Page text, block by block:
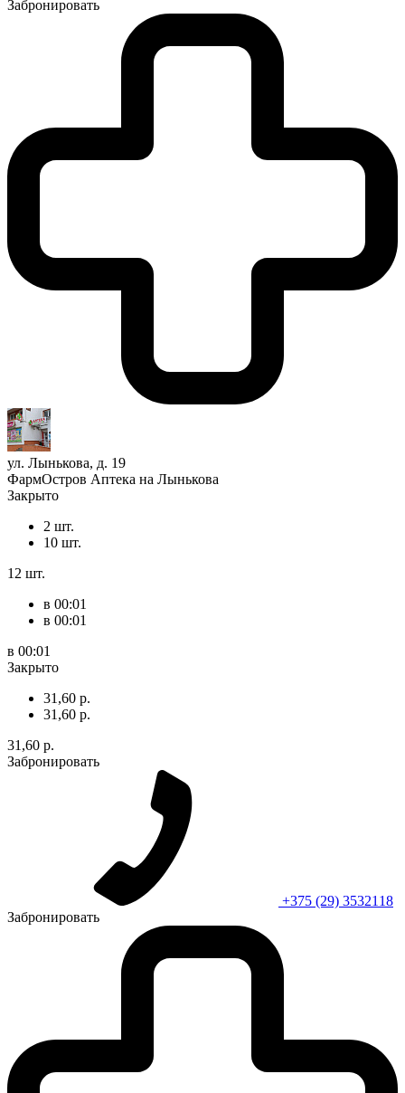
Забронировать
ул. Лынькова, д. 19
ФармОстров Аптека на Лынькова
Закрыто
2 шт.
10 шт.
12 шт.
в 00:01
в 00:01
в 00:01
Закрыто
31,60 р.
31,60 р.
31,60 р.
Забронировать
+375 (29) 3532118
Забронировать